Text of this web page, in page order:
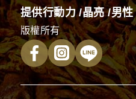
提供行動力 /晶亮 /男
版權所有